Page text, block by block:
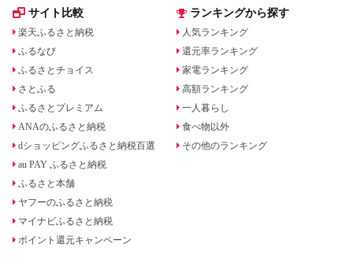
サイト比較
楽天ふるさと納税
ふるなび
ふるさとチョイス
さとふる
ふるさとプレミアム
ANAのふるさと納税
dショッピングふるさと納税百選
au PAY ふるさと納税
ふるさと本舗
ヤフーのふるさと納税
マイナビふるさと納税
ポイント還元キャンペーン
ランキングから探す
人気ランキング
還元率ランキング
家電ランキング
高額ランキング
一人暮らし
食べ物以外
その他のランキング